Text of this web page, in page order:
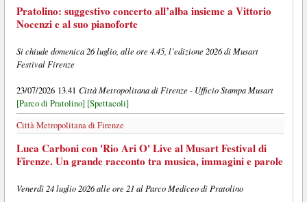
Pratolino: suggestivo concerto all’alba insieme a Vittorio
Nocenzi e al suo pianoforte
Si chiude domenica 26 luglio, alle ore 4.45, l’edizione 2026 di Musart
Festival Firenze
23/07/2026 13.41 Città Metropolitana di Firenze - Ufficio Stampa Musart
[Parco di Pratolino] [Spettacoli]
Città Metropolitana di Firenze
Luca Carboni con 'Rio Ari O' Live al Musart Festival di
Firenze. Un grande racconto tra musica, immagini e parole
Venerdì 24 luglio 2026 alle ore 21 al Parco Mediceo di Pratolino